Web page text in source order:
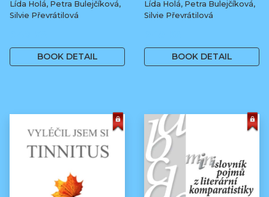
Lída Holá, Petra Bulejčíková,
Silvie Převrátilová
BOOK DETAIL
Lída Holá, Petra Bulejčíková,
Silvie Převrátilová
BOOK DETAIL